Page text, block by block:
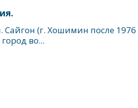
Сайгон (г. Хошимин после 1976
во...